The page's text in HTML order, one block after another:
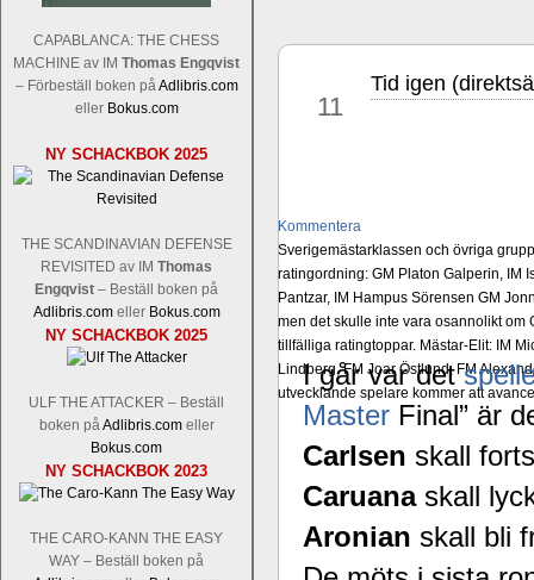
CAPABLANCA: THE CHESS
MACHINE av IM Thomas Engqvist
– Förbeställ boken påAdlibris.com
eller Bokus.com
NY SCHACKBOK 2025
THE SCANDINAVIAN DEFENSE
REVISITED av IM Thomas
Engqvist – Beställ boken på
Adlibris.comeller Bokus.com
NY SCHACKBOK 2025
ULF THE ATTACKER – Beställ
boken påAdlibris.comeller
Bokus.com
NY SCHACKBOK 2023
THE CARO-KANN THE EASY
WAY – Beställ boken på
Kommentera
Sverigemästarklassen och övriga
ratingordning: GM Platon Galperin, IM
Pantzar, IM Hampus Sörensen GM
men det skulle inte vara osannolikt om
tillfälliga ratingtoppar. Mästar-Elit: IM
Lindberg, FM Joar Östlund, FM
utvecklande spelare kommer att
11
Tid igen
I går var det
Master Final” är
Carlsen skall
Caruanaskall
Aronian skall bli